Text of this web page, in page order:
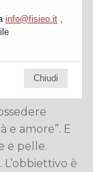
organi. La
e
corporea alla
e amore”. E
e pelle.
è
info@fisieo.it ,
Chiudi